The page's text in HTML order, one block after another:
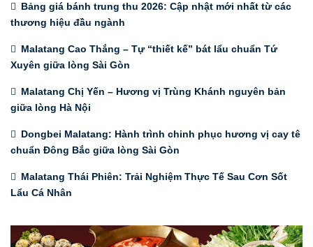
Bảng giá bánh trung thu 2026: Cập nhật mới nhất từ các
thương hiệu đầu ngành
Malatang Cao Thắng – Tự “thiết kế” bát lẩu chuẩn Tứ
Xuyên giữa lòng Sài Gòn
Malatang Chị Yến – Hương vị Trùng Khánh nguyên bản
giữa lòng Hà Nội
Dongbei Malatang: Hành trình chinh phục hương vị cay tê
chuẩn Đông Bắc giữa lòng Sài Gòn
Malatang Thái Phiên: Trải Nghiệm Thực Tế Sau Cơn Sốt
Lẩu Cá Nhân